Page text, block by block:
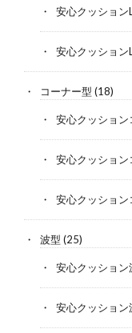
安心クッション
安心クッション
コーナー型 (18)
安心クッショ
安心クッショ
安心クッショ
波型 (25)
安心クッショ
安心クッショ